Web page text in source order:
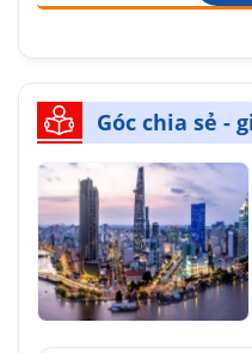
Góc chia sẻ -